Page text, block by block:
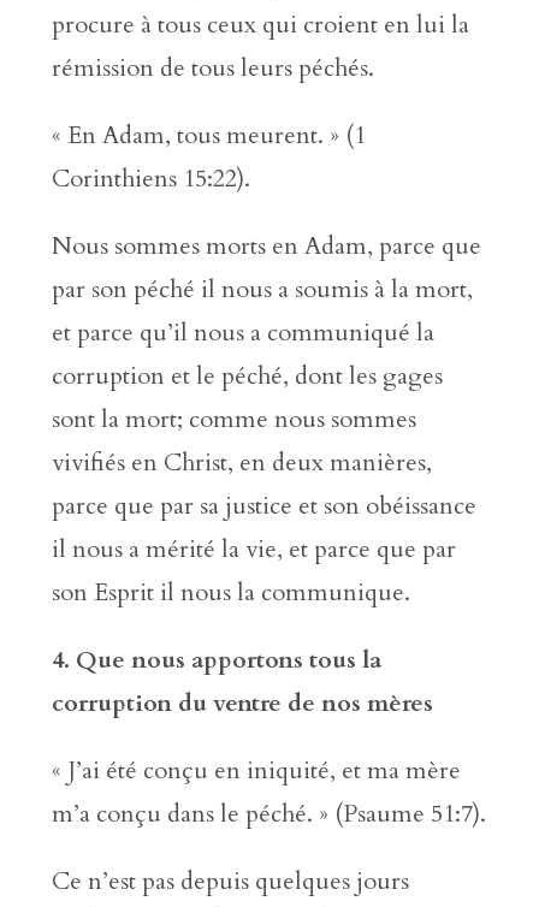
procure à tous ceux qui croient en lui la
rémission de tous leurs péchés.
« En Adam, tous meurent. » (1
Corinthiens 15:22).
Nous sommes morts en Adam, parce que
par son péché il nous a soumis à la mort,
et parce qu’il nous a communiqué la
corruption et le péché, dont les gages
sont la mort; comme nous sommes
vivifiés en Christ, en deux manières,
parce que par sa justice et son obéissance
il nous a mérité la vie, et parce que par
son Esprit il nous la communique.
4. Que nous apportons tous la
corruption du ventre de nos mères
« J’ai été conçu en iniquité, et ma mère
m’a conçu dans le péché. » (Psaume 51:7).
Ce n’est pas depuis quelques jours